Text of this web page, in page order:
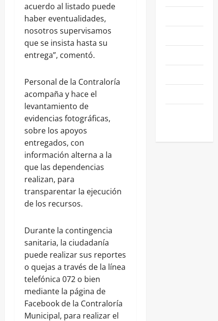
acuerdo al listado puede
haber eventualidades,
nosotros supervisamos
que se insista hasta su
entrega”, comentó.
Personal de la Contraloría
acompaña y hace el
levantamiento de
evidencias fotográficas,
sobre los apoyos
entregados, con
información alterna a la
que las dependencias
realizan, para
transparentar la ejecución
de los recursos.
Durante la contingencia
sanitaria, la ciudadanía
puede realizar sus reportes
o quejas a través de la línea
telefónica 072 o bien
mediante la página de
Facebook de la Contraloría
Municipal, para realizar el